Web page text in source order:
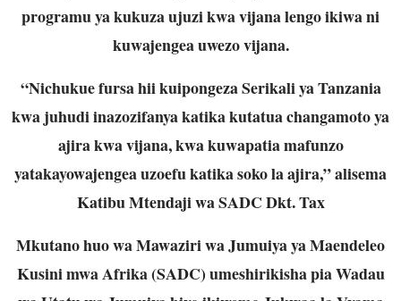
programu ya kukuza ujuzi kwa vijana lengo ikiwa ni
kuwajengea uwezo vijana.
“Nichukue fursa hii kuipongeza Serikali ya Tanzania
kwa juhudi inazozifanya katika kutatua changamoto ya
ajira kwa vijana, kwa kuwapatia mafunzo
yatakayowajengea uzoefu katika soko la ajira,” alisema
Katibu Mtendaji wa SADC Dkt. Tax
Mkutano huo wa Mawaziri wa Jumuiya ya Maendeleo
Kusini mwa Afrika (SADC) umeshirikisha pia Wadau